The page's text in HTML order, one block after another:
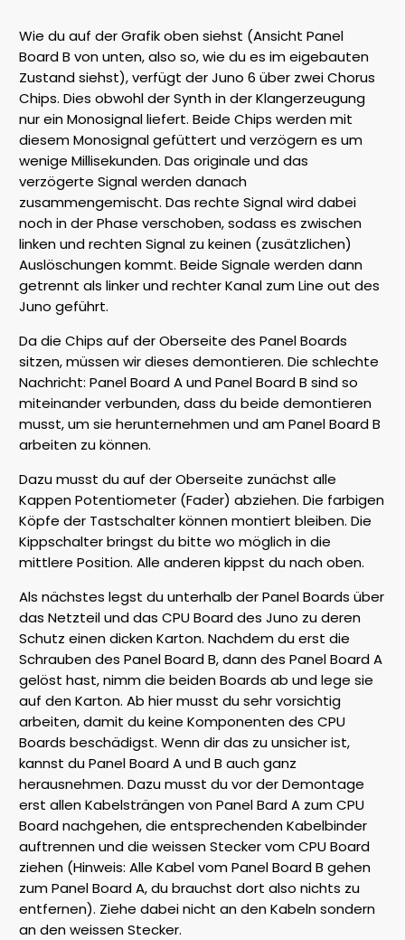
Wie du auf der Grafik oben siehst (Ansicht Panel
Board B von unten, also so, wie du es im eigebauten
Zustand siehst), verfügt der Juno 6 über zwei Chorus
Chips. Dies obwohl der Synth in der Klangerzeugung
nur ein Monosignal liefert. Beide Chips werden mit
diesem Monosignal gefüttert und verzögern es um
wenige Millisekunden. Das originale und das
verzögerte Signal werden danach
zusammengemischt. Das rechte Signal wird dabei
noch in der Phase verschoben, sodass es zwischen
linken und rechten Signal zu keinen (zusätzlichen)
Auslöschungen kommt. Beide Signale werden dann
getrennt als linker und rechter Kanal zum Line out des
Juno geführt.
Da die Chips auf der Oberseite des Panel Boards
sitzen, müssen wir dieses demontieren. Die schlechte
Nachricht: Panel Board A und Panel Board B sind so
miteinander verbunden, dass du beide demontieren
musst, um sie herunternehmen und am Panel Board B
arbeiten zu können.
Dazu musst du auf der Oberseite zunächst alle
Kappen Potentiometer (Fader) abziehen. Die farbigen
Köpfe der Tastschalter können montiert bleiben. Die
Kippschalter bringst du bitte wo möglich in die
mittlere Position. Alle anderen kippst du nach oben.
Als nächstes legst du unterhalb der Panel Boards über
das Netzteil und das CPU Board des Juno zu deren
Schutz einen dicken Karton. Nachdem du erst die
Schrauben des Panel Board B, dann des Panel Board A
gelöst hast, nimm die beiden Boards ab und lege sie
auf den Karton. Ab hier musst du sehr vorsichtig
arbeiten, damit du keine Komponenten des CPU
Boards beschädigst. Wenn dir das zu unsicher ist,
kannst du Panel Board A und B auch ganz
herausnehmen. Dazu musst du vor der Demontage
erst allen Kabelsträngen von Panel Bard A zum CPU
Board nachgehen, die entsprechenden Kabelbinder
auftrennen und die weissen Stecker vom CPU Board
ziehen (Hinweis: Alle Kabel vom Panel Board B gehen
zum Panel Board A, du brauchst dort also nichts zu
entfernen). Ziehe dabei nicht an den Kabeln sondern
an den weissen Stecker.